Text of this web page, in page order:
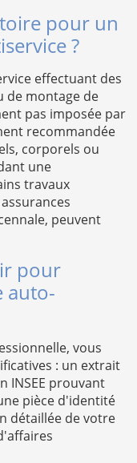
pour un
?
effectuant des
de montage de
pas imposée par
recommandée
corporels ou
une
travaux
peuvent
pour
auto-
vous
: un extrait
INSEE prouvant
pièce d'identité
détaillée de votre